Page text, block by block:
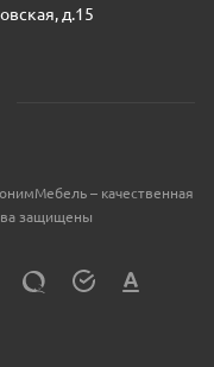
д.15
– качественная
защищены